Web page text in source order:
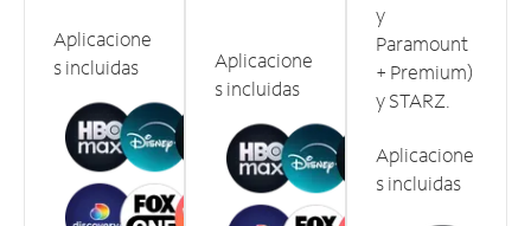
Aplicacione
s incluidas
Aplicacione
s incluidas
y
Paramount
+ Premium)
y STARZ.
Aplicacione
s incluidas